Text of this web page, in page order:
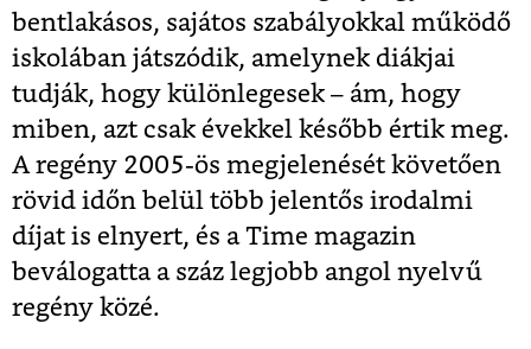
bentlakásos, sajátos szabályokkal működő
iskolában játszódik, amelynek diákjai
tudják, hogy különlegesek – ám, hogy
miben, azt csak évekkel később értik meg.
A regény 2005-ös megjelenését követően
rövid időn belül több jelentős irodalmi
díjat is elnyert, és a Time magazin
beválogatta a száz legjobb angol nyelvű
regény közé.